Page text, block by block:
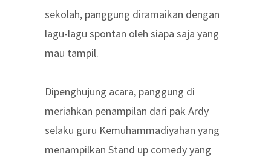
sekolah, panggung diramaikan dengan
lagu-lagu spontan oleh siapa saja yang
mau tampil.
Dipenghujung acara, panggung di
meriahkan penampilan dari pak Ardy
selaku guru Kemuhammadiyahan yang
menampilkan Stand up comedy yang